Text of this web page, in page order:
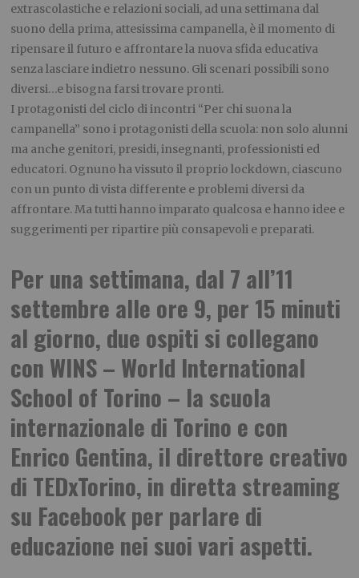
extrascolastiche e relazioni sociali, ad una settimana dal
suono della prima, attesissima campanella, è il momento di
ripensare il futuro e affrontare la nuova sfida educativa
senza lasciare indietro nessuno. Gli scenari possibili sono
diversi…e bisogna farsi trovare pronti.
I protagonisti del ciclo di incontri “Per chi suona la
campanella” sono i protagonisti della scuola: non solo alunni
ma anche genitori, presidi, insegnanti, professionisti ed
educatori. Ognuno ha vissuto il proprio lockdown, ciascuno
con un punto di vista differente e problemi diversi da
affrontare. Ma tutti hanno imparato qualcosa e hanno idee e
suggerimenti per ripartire più consapevoli e preparati.
Per una settimana, dal 7 all’11
settembre alle ore 9, per 15 minuti
al giorno, due ospiti si collegano
con WINS – World International
School of Torino – la scuola
internazionale di Torino e con
Enrico Gentina, il direttore creativo
di TEDxTorino, in diretta streaming
su Facebook per parlare di
educazione nei suoi vari aspetti.